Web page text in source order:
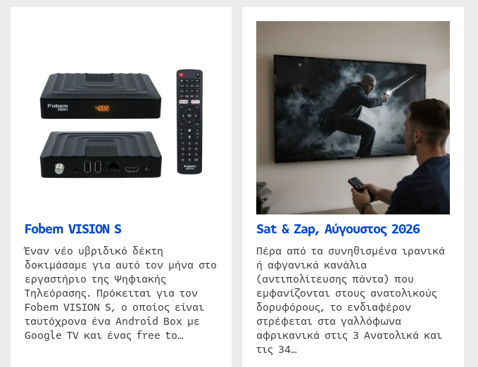
Fobem VISION S
Έναν νέο υβριδικό δέκτη
δοκιμάσαμε για αυτό τον μήνα στο
εργαστήριο της Ψηφιακής
Τηλεόρασης. Πρόκειται για τον
Fobem VISION S, ο οποίος είναι
ταυτόχρονα ένα Android Box με
Google TV και ένας free to…
Sat & Zap, Αύγουστος 2026
Πέρα από τα συνηθισμένα ιρανικά
ή αφγανικά κανάλια
(αντιπολίτευσης πάντα) που
εμφανίζονται στους ανατολικούς
δορυφόρους, το ενδιαφέρον
στρέφεται στα γαλλόφωνα
αφρικανικά στις 3 Ανατολικά και
τις 34…